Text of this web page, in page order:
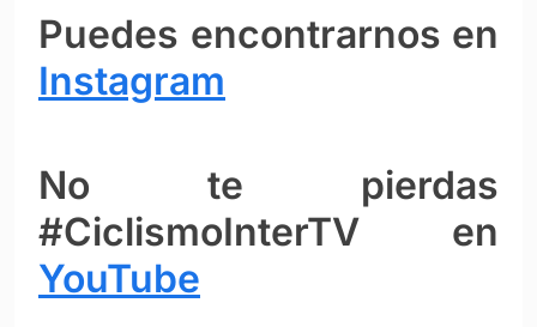
Puedes encontrarnos en
Instagram
No te pierdas
#CiclismoInterTV en
YouTube